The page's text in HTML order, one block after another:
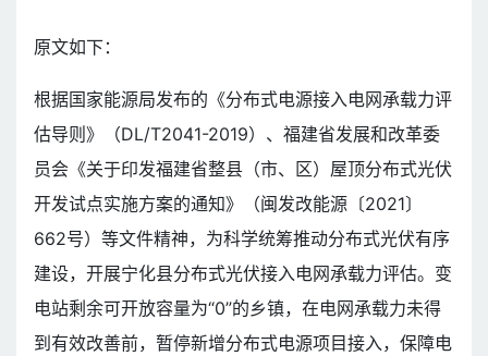
原文如下：
根据国家能源局发布的《分布式电源接入电网承载力评
估导则》（DL/T2041-2019）、福建省发展和改革委
员会《关于印发福建省整县（市、区）屋顶分布式光伏
开发试点实施方案的通知》（闽发改能源〔2021〕
662号）等文件精神，为科学统筹推动分布式光伏有序
建设，开展宁化县分布式光伏接入电网承载力评估。变
电站剩余可开放容量为“0”的乡镇，在电网承载力未得
到有效改善前，暂停新增分布式电源项目接入，保障电